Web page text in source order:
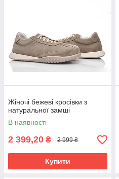
Жіночі бежеві кросівки з
натуральної замші
В наявності
2 399,20 ₴ 2 999 ₴
Купити